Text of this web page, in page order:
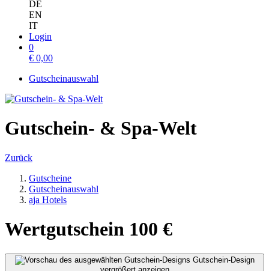
DE
EN
IT
Login
0
€ 0,00
Gutscheinauswahl
Gutschein- & Spa-Welt
Zurück
Gutscheine
Gutscheinauswahl
aja Hotels
Wertgutschein 100 €
Gutschein-Design